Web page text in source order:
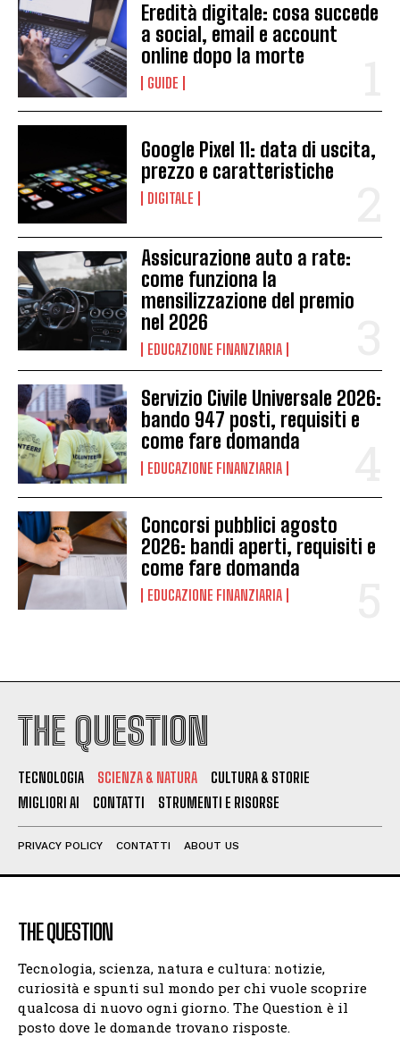
Eredità digitale: cosa succede
a social, email e account
online dopo la morte
GUIDE
Google Pixel 11: data di uscita,
prezzo e caratteristiche
DIGITALE
Assicurazione auto a rate:
come funziona la
mensilizzazione del premio
nel 2026
EDUCAZIONE FINANZIARIA
Servizio Civile Universale 2026:
bando 947 posti, requisiti e
come fare domanda
EDUCAZIONE FINANZIARIA
Concorsi pubblici agosto
2026: bandi aperti, requisiti e
come fare domanda
EDUCAZIONE FINANZIARIA
THE QUESTION
TECNOLOGIA SCIENZA & NATURA
CULTURA & STORIE
MIGLIORI AI
CONTATTI STRUMENTI E RISORSE
PRIVACY POLICY CONTATTI ABOUT US
THE QUESTION
Tecnologia, scienza, natura e cultura: notizie,
curiosità e spunti sul mondo per chi vuole scoprire
qualcosa di nuovo ogni giorno. The Question è il
posto dove le domande trovano risposte.